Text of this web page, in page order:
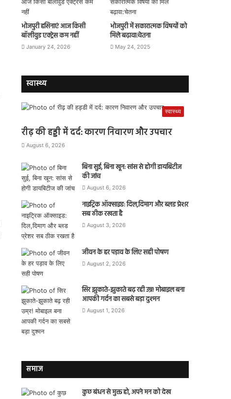
भोजपुरी हसिनाएं आज किसी
बॉलीवुड एक्ट्रेस कम नहीं
January 24, 2026
भोजपुरी में सकारात्मक विषयों को
मिले बढ़ावा:चेतना
May 24, 2025
स्वास्थ्य
स्वास्थ्य
रीढ़ की हड्डी में दर्द: कारण निवारण और उपचार
August 6, 2026
बिना सुई, बिना खून: सांस से होगी डायबिटीज
की जांच
August 6, 2026
नाइट्रिक ऑक्साइड: दिल,दिमाग और ब्लड प्रेशर
सब ठीक रखता है
August 3, 2026
जीवन के हर पड़ाव के लिए सही पोषण
August 2, 2026
सिर झुकाते-झुकाते बढ़ रही उम्र! मोबाइल बना
आपकी गर्दन का सबसे बड़ा दुश्मन
August 1, 2026
समाज
कुछ बंधन से मुक्त हो, अपने मन को देख